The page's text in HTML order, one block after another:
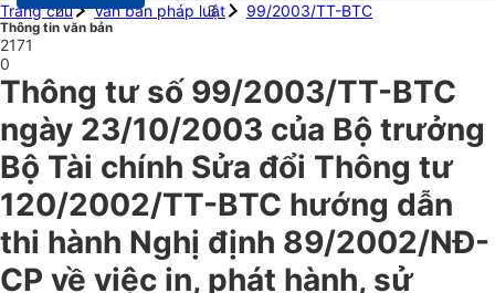
Trang chủ
Văn bản pháp luật 99/2003/TT-BTC
Thông tin văn bản
2171
0
Thông tư số 99/2003/TT-BTC
ngày 23/10/2003 của Bộ trưởng
Bộ Tài chính Sửa đổi Thông tư
120/2002/TT-BTC hướng dẫn
thi hành Nghị định 89/2002/NĐ-
CP về việc in, phát hành, sử